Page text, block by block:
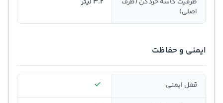
اصلی)
ایمنی و حفاظت
قفل ایمنی